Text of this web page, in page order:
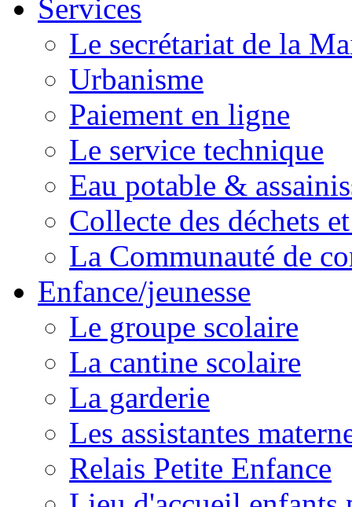
Services
Le secrétariat de la
Urbanisme
Paiement en ligne
Le service technique
Eau potable &
Collecte des déchets
La Communauté de
Enfance/jeunesse
Le groupe scolaire
La cantine scolaire
La garderie
Les assistantes
Relais Petite Enfance